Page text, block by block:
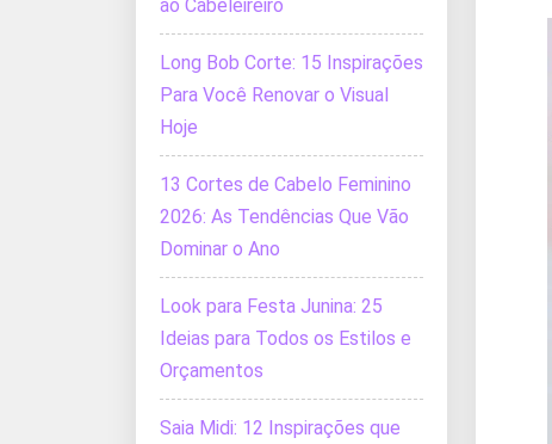
ao Cabeleireiro
Long Bob Corte: 15 Inspirações
Para Você Renovar o Visual
Hoje
13 Cortes de Cabelo Feminino
2026: As Tendências Que Vão
Dominar o Ano
Look para Festa Junina: 25
Ideias para Todos os Estilos e
Orçamentos
Saia Midi: 12 Inspirações que